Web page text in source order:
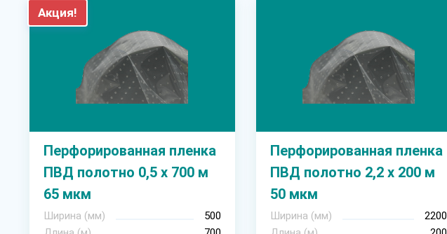
Акция!
Перфорированная пленка
ПВД полотно 0,5 х 700 м
65 мкм
Ширина (мм)
500
Перфорированная пленка
ПВД полотно 2,2 х 200 м
50 мкм
Ширина (мм)
2200